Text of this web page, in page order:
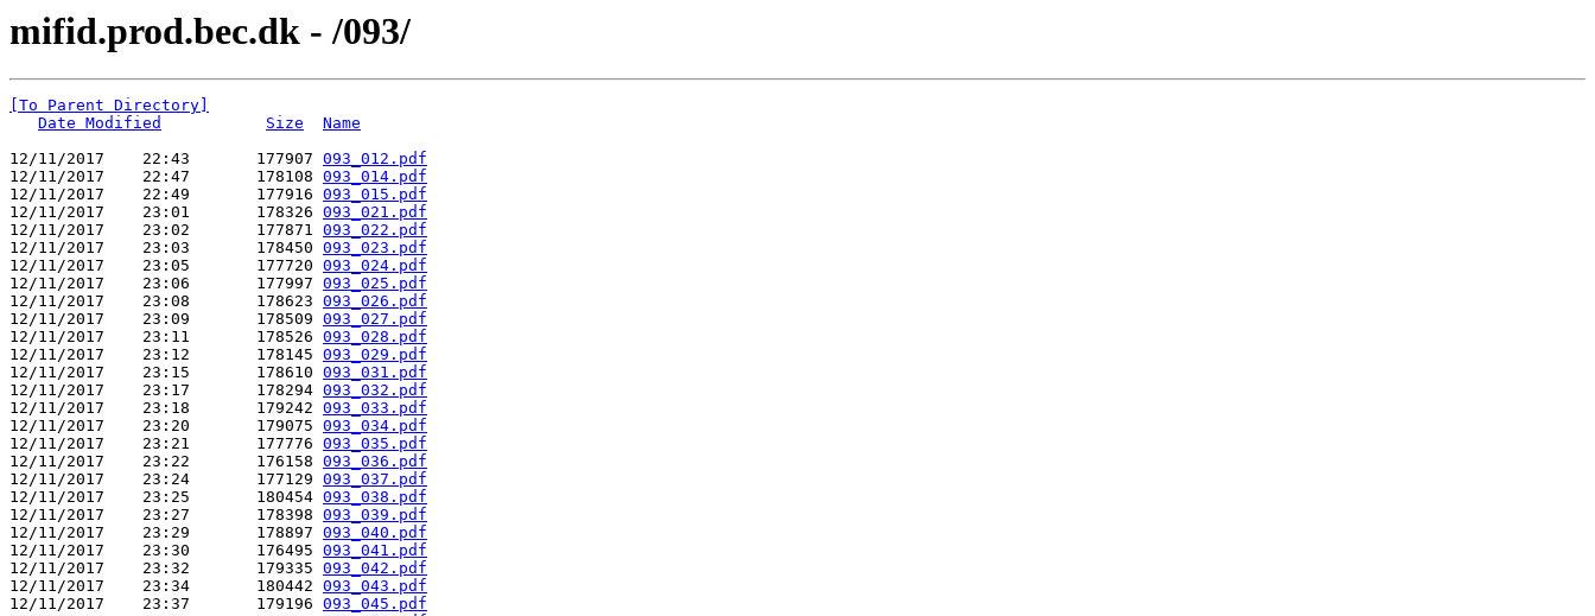
mifid.prod.bec.dk - /093/
[To Parent Directory]
Date Modified
Size
Name
12/11/2017    22:43       177907 093_012.pdf
12/11/2017    22:47       178108 093_014.pdf
12/11/2017    22:49       177916 093_015.pdf
12/11/2017    23:01       178326 093_021.pdf
12/11/2017    23:02       177871 093_022.pdf
12/11/2017    23:03       178450 093_023.pdf
12/11/2017    23:05       177720 093_024.pdf
12/11/2017    23:06       177997 093_025.pdf
12/11/2017    23:08       178623 093_026.pdf
12/11/2017    23:09       178509 093_027.pdf
12/11/2017    23:11       178526 093_028.pdf
12/11/2017    23:12       178145 093_029.pdf
12/11/2017    23:15       178610 093_031.pdf
12/11/2017    23:17       178294 093_032.pdf
12/11/2017    23:18       179242 093_033.pdf
12/11/2017    23:20       179075 093_034.pdf
12/11/2017    23:21       177776 093_035.pdf
12/11/2017    23:22       176158 093_036.pdf
12/11/2017    23:24       177129 093_037.pdf
12/11/2017    23:25       180454 093_038.pdf
12/11/2017    23:27       178398 093_039.pdf
12/11/2017    23:29       178897 093_040.pdf
12/11/2017    23:30       176495 093_041.pdf
12/11/2017    23:32       179335 093_042.pdf
12/11/2017    23:34       180442 093_043.pdf
12/11/2017    23:37       179196 093_045.pdf